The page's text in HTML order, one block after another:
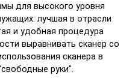
для высокого уровня
лучшая в отрасли
и удобная процедура
выравнивать сканер со
сканера в
руки”.